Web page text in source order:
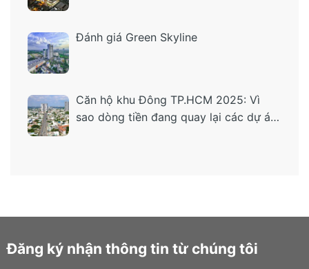
Đánh giá Green Skyline
Căn hộ khu Đông TP.HCM 2025: Vì
sao dòng tiền đang quay lại các dự án
Đăng ký nhận thông tin từ chúng tôi